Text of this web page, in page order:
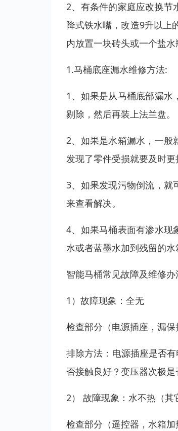
2、有条件的家庭应改换节
降式铁水嘴，改造9升以上
内放置一块砖头或一个盐
1.马桶底座漏水维修方法:
1、如果是从马桶底部漏水
剔除，然后再装上法兰盘。
2、如果是水箱漏水，一般
发现了零件受损就要及时更
3、如果发现污物倒流，就
来查看解决。
4、如果马桶表面有渗水现
水或者蓝墨水加到残留的
智能马桶常见故障及维修办
1）故障现象：全无
检查部分（电源插座，漏
排除方法：电源插座是否
否接触良好？变压器次极
2） 故障现象：水不热（其
检查部分（遥控器，水箱加